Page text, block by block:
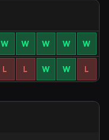
W W W W W
L L W W L